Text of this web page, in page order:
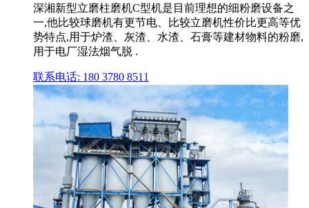
深湘新型立磨柱磨机C型机是目前理想的细粉磨设备之
一,他比较球磨机有更节电、比较立磨机性价比更高等优
势特点,用于炉渣、灰渣、水渣、石膏等建材物料的粉磨,
用于电厂湿法烟气脱 .
联系电话: 180 3780 8511